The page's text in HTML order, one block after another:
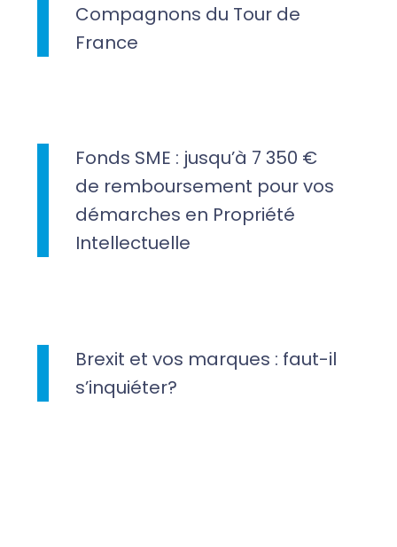
Compagnons du Tour de
France
Fonds SME : jusqu’à 7 350 €
de remboursement pour vos
démarches en Propriété
Intellectuelle
Brexit et vos marques : faut-il
s’inquiéter?